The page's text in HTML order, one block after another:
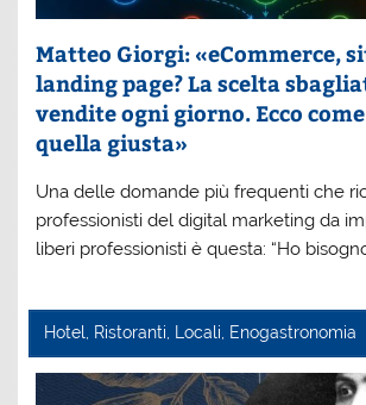
Matteo Giorgi: «eCommerce,
landing page? La scelta
vendite ogni giorno. Ecco
quella giusta»
Una delle domande più frequenti che
professionisti del digital marketing da
liberi professionisti è questa: “Ho
Hotel, Ristoranti, Locali, Enogastronomia